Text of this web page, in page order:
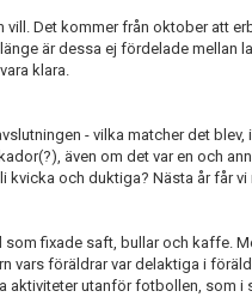
vill. Det kommer från oktober att
är dessa ej fördelade mellan
klara.
- vilka matcher det
även om det var en och
kvicka och duktiga? Nästa år får
som fixade saft, bullar och kaffe.
vars föräldrar var delaktiga i
aktiviteter utanför fotbollen, som i